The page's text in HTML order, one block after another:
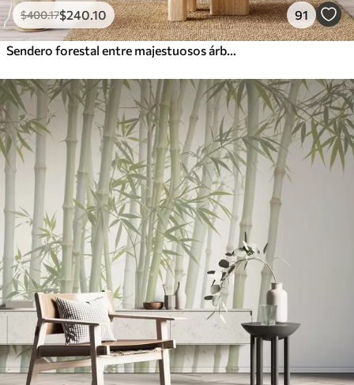
$400.17$240.10 91
Sendero forestal entre majestuosos árboles en estilo acuarela